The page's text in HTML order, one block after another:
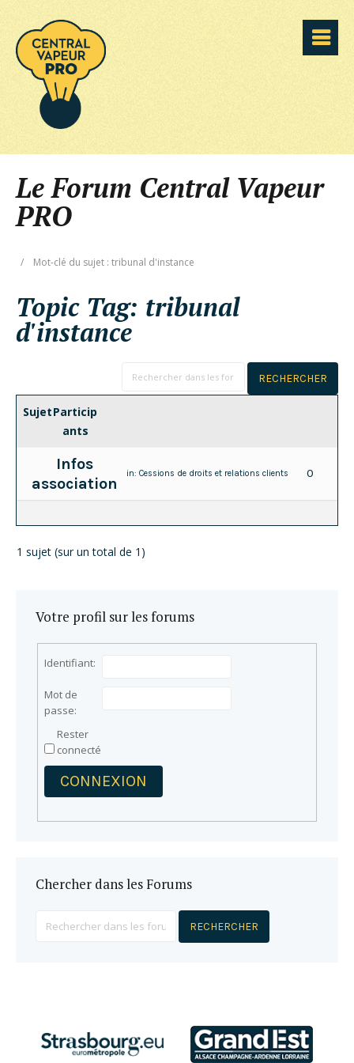
Le Forum Central Vapeur
PRO
/ Mot-clé du sujet : tribunal d'instance
Topic Tag: tribunal
d'instance
SujetParticip
ants
Infos
association
in:Cessions de droits et relations clients 0
1 sujet (sur un total de 1)
Votre profil sur les forums
Identifiant:
Mot de
passe:
Rester
connecté
CONNEXION
Chercher dans les Forums